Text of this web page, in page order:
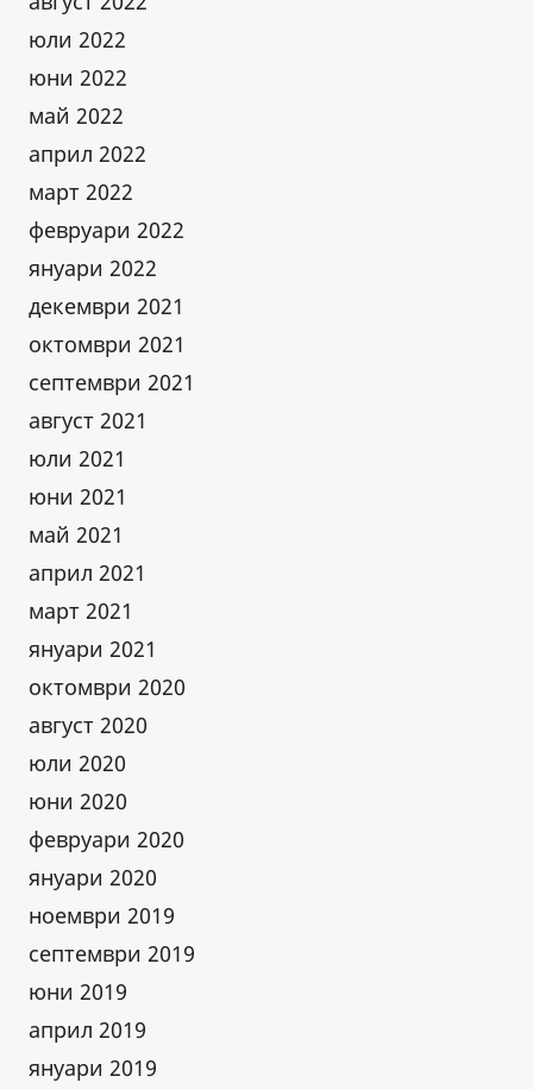
юли 2022
юни 2022
май 2022
април 2022
март 2022
февруари 2022
януари 2022
декември 2021
октомври 2021
септември 2021
август 2021
юли 2021
юни 2021
май 2021
април 2021
март 2021
януари 2021
октомври 2020
август 2020
юли 2020
юни 2020
февруари 2020
януари 2020
ноември 2019
септември 2019
юни 2019
април 2019
януари 2019